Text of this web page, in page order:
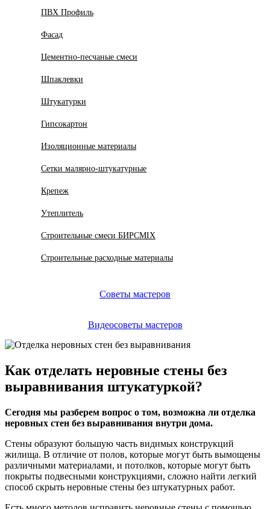
ПВХ Профиль
Фасад
Цементно-песчаные смеси
Шпаклевки
Штукатурки
Гипсокартон
Изоляционные материалы
Сетки малярно-штукатурные
Крепеж
Утеплитель
Строительные смеси БИРСMIX
Строительные расходные материалы
Советы мастеров
Видеосоветы мастеров
Как отделать неровные стены без
выравнивания штукатуркой?
Сегодня мы разберем вопрос о том, возможна ли отделка
неровных стен без выравнивания внутри дома.
Стены образуют большую часть видимых конструкций
жилища. В отличие от полов, которые могут быть вымощены
различными материалами, и потолков, которые могут быть
покрыты подвесными конструкциями, сложно найти легкий
способ скрыть неровные стены без штукатурных работ.